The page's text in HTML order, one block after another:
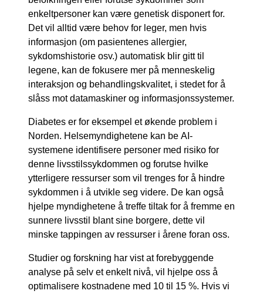
enkeltpersoner kan være genetisk disponert for.
Det vil alltid være behov for leger, men hvis
informasjon (om pasientenes allergier,
sykdomshistorie osv.) automatisk blir gitt til
legene, kan de fokusere mer på menneskelig
interaksjon og behandlingskvalitet, i stedet for å
slåss mot datamaskiner og informasjonssystemer.
Diabetes er for eksempel et økende problem i
Norden. Helsemyndighetene kan be AI-
systemene identifisere personer med risiko for
denne livsstilssykdommen og forutse hvilke
ytterligere ressurser som vil trenges for å hindre
sykdommen i å utvikle seg videre. De kan også
hjelpe myndighetene å treffe tiltak for å fremme en
sunnere livsstil blant sine borgere, dette vil
minske tappingen av ressurser i årene foran oss.
Studier og forskning har vist at forebyggende
analyse på selv et enkelt nivå, vil hjelpe oss å
optimalisere kostnadene med 10 til 15 %. Hvis vi